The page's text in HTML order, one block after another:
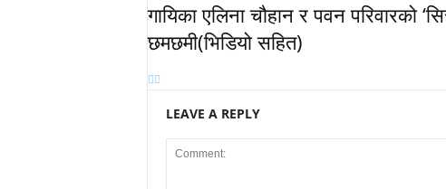
गायिका एलिना चौहान र पवन परिवारको
छमछमी(भिडियो सहित)
LEAVE A REPLY